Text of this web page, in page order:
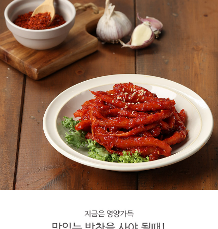
페이코 ID로
PAYCO 바로